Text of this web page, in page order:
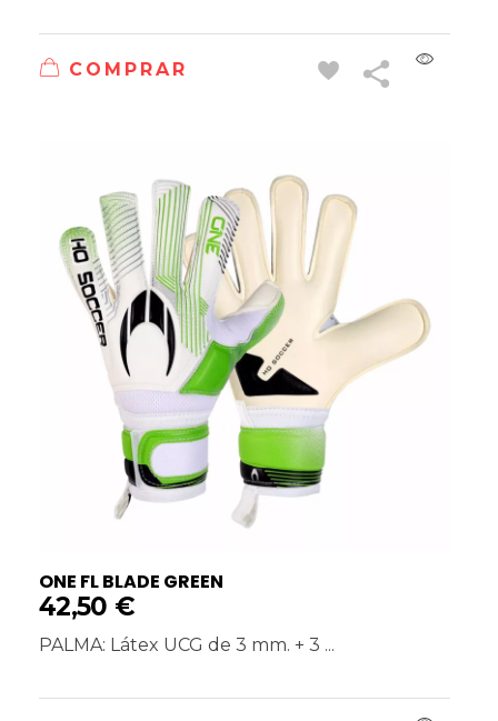
COMPRAR
ONE FL BLADE GREEN
42,50 €
PALMA: Látex UCG de 3 mm. + 3 ...